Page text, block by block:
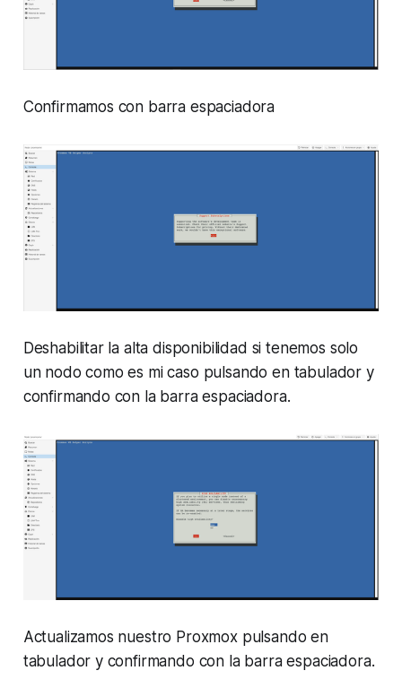
Confirmamos con barra espaciadora
Deshabilitar la alta disponibilidad si tenemos solo
un nodo como es mi caso pulsando en tabulador y
confirmando con la barra espaciadora.
Actualizamos nuestro Proxmox pulsando en
tabulador y confirmando con la barra espaciadora.